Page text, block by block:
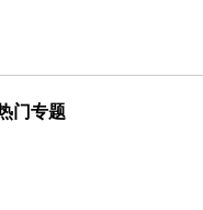
门专题